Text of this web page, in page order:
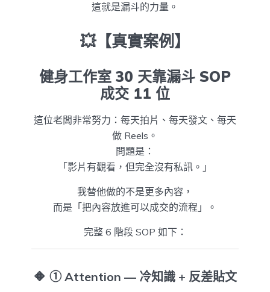
這就是漏斗的力量。
💥【真實案例】
健身工作室 30 天靠漏斗 SOP
成交 11 位
這位老闆非常努力：每天拍片、每天發文、每天
做 Reels。
問題是：
「影片有觀看，但完全沒有私訊。」
我替他做的不是更多內容，
而是「把內容放進可以成交的流程」。
完整 6 階段 SOP 如下：
🔶 ① Attention — 冷知識 + 反差貼文